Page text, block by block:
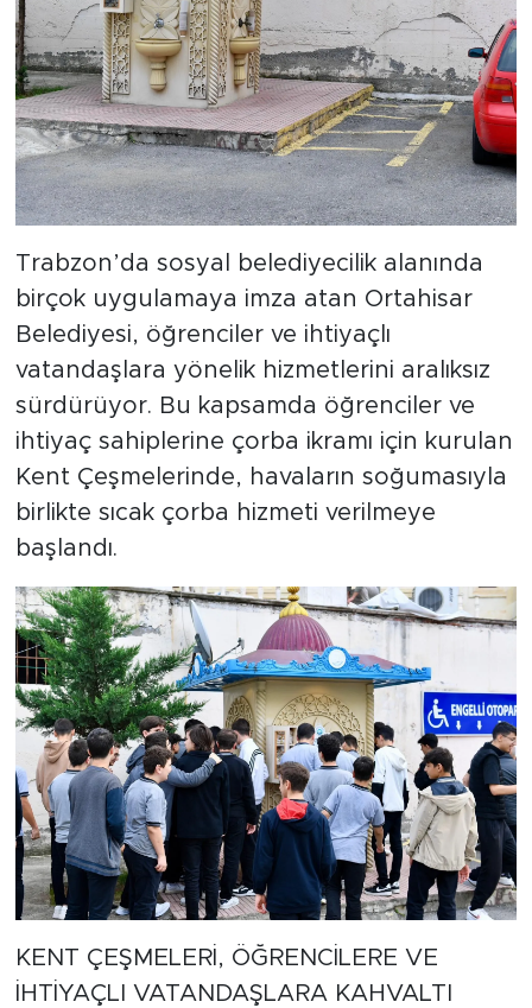
Trabzon’da sosyal belediyecilik alanında
birçok uygulamaya imza atan Ortahisar
Belediyesi, öğrenciler ve ihtiyaçlı
vatandaşlara yönelik hizmetlerini aralıksız
sürdürüyor. Bu kapsamda öğrenciler ve
ihtiyaç sahiplerine çorba ikramı için kurulan
Kent Çeşmelerinde, havaların soğumasıyla
birlikte sıcak çorba hizmeti verilmeye
başlandı.
KENT ÇEŞMELERİ, ÖĞRENCİLERE VE
İHTİYAÇLI VATANDAŞLARA KAHVALTI